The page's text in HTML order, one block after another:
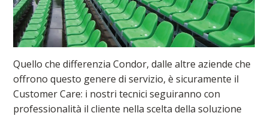
Quello che differenzia Condor, dalle altre aziende che
offrono questo genere di servizio, è sicuramente il
Customer Care: i nostri tecnici seguiranno con
professionalità il cliente nella scelta della soluzione